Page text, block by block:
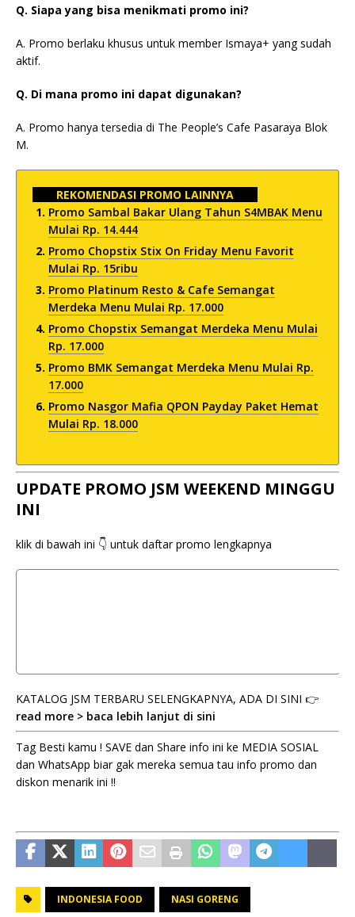
Q. Siapa yang bisa menikmati promo ini?
A. Promo berlaku khusus untuk member Ismaya+ yang sudah
aktif.
Q. Di mana promo ini dapat digunakan?
A. Promo hanya tersedia di The People’s Cafe Pasaraya Blok
M.
REKOMENDASI PROMO LAINNYA
Promo Sambal Bakar Ulang Tahun S4MBAK Menu
Mulai Rp. 14.444
Promo Chopstix Stix On Friday Menu Favorit
Mulai Rp. 15ribu
Promo Platinum Resto & Cafe Semangat
Merdeka Menu Mulai Rp. 17.000
Promo Chopstix Semangat Merdeka Menu Mulai
Rp. 17.000
Promo BMK Semangat Merdeka Menu Mulai Rp.
17.000
Promo Nasgor Mafia QPON Payday Paket Hemat
Mulai Rp. 18.000
UPDATE PROMO JSM WEEKEND MINGGU
INI
klik di bawah ini 👇 untuk daftar promo lengkapnya
KATALOG JSM TERBARU SELENGKAPNYA, ADA DI SINI 👉
read more > baca lebih lanjut di sini
Tag Besti kamu ! SAVE dan Share info ini ke MEDIA SOSIAL
dan WhatsApp biar gak mereka semua tau info promo dan
diskon menarik ini !!
INDONESIA FOOD NASI GORENG